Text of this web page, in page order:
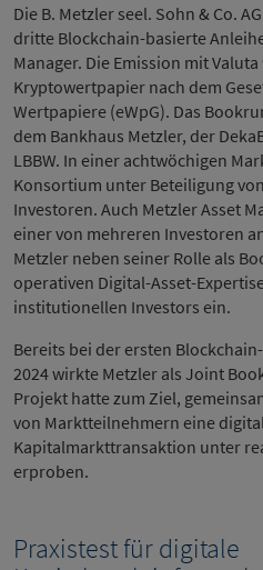
Die B. Metzler seel. Sohn & Co.
dritte Blockchain-basierte
Manager. Die Emission mit
Kryptowertpapier nach dem
Wertpapiere (eWpG). Das
dem Bankhaus Metzler, der
LBBW. In einer achtwöchigen
Konsortium unter Beteiligung
Investoren. Auch Metzler Asset
einer von mehreren Investoren
Metzler neben seiner Rolle als
operativen Digital-Asset-
institutionellen Investors ein.
Bereits bei der ersten
2024 wirkte Metzler als Joint
Projekt hatte zum Ziel,
von Marktteilnehmern eine
Kapitalmarkttransaktion unter
erproben.
Praxistest für digitale